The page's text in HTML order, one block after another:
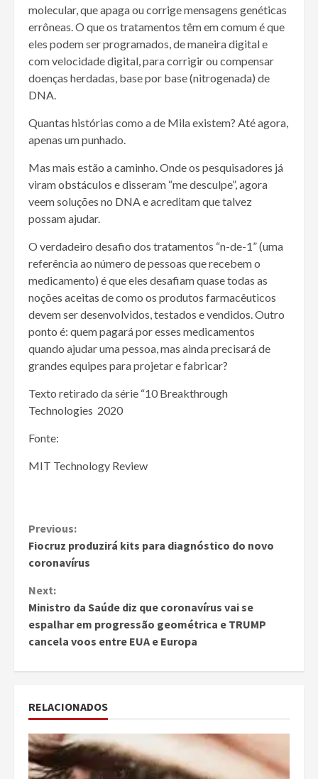
molecular, que apaga ou corrige mensagens genéticas
errôneas. O que os tratamentos têm em comum é que
eles podem ser programados, de maneira digital e
com velocidade digital, para corrigir ou compensar
doenças herdadas, base por base (nitrogenada) de
DNA.
Quantas histórias como a de Mila existem? Até agora,
apenas um punhado.
Mas mais estão a caminho. Onde os pesquisadores já
viram obstáculos e disseram “me desculpe”, agora
veem soluções no DNA e acreditam que talvez
possam ajudar.
O verdadeiro desafio dos tratamentos “n-de-1” (uma
referência ao número de pessoas que recebem o
medicamento) é que eles desafiam quase todas as
noções aceitas de como os produtos farmacêuticos
devem ser desenvolvidos, testados e vendidos. Outro
ponto é: quem pagará por esses medicamentos
quando ajudar uma pessoa, mas ainda precisará de
grandes equipes para projetar e fabricar?
Texto retirado da série “10 Breakthrough
Technologies 2020
Fonte:
MIT Technology Review
Continue
Reading
Previous:
Fiocruz produzirá kits para diagnóstico do novo
coronavírus
Next:
Ministro da Saúde diz que coronavírus vai se
espalhar em progressão geométrica e TRUMP
cancela voos entre EUA e Europa
RELACIONADOS